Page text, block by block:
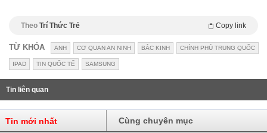
Theo Trí Thức Trẻ Copy link
TỪ KHÓA ANH CƠ QUAN AN NINH BẮC KINH CHÍNH PHỦ TRUNG QUỐC
IPAD TIN QUỐC TẾ SAMSUNG
Tin liên quan
Tin mới nhất Cùng chuyên mục